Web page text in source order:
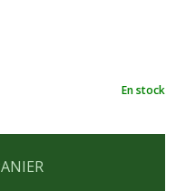
En stock